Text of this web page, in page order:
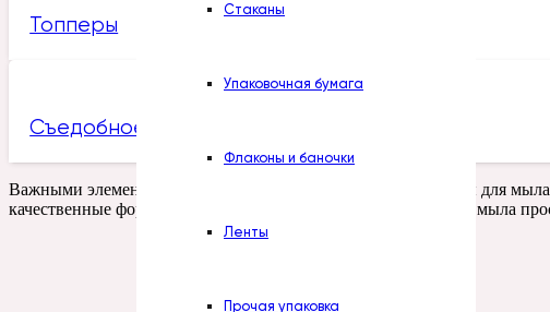
Стаканы
Упаковочная бумага
Флаконы и баночки
Ленты
Прочая упаковка
Топперы
Съедобное
Важными элементами в арсенале мыловара становятся формы для
качественные формы, которые сделают процесс изготовления мыла